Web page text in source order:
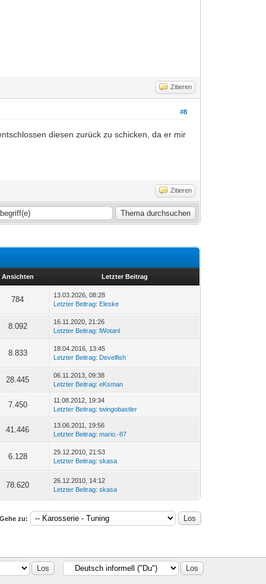
Zitieren
#8
diesen zurück zu schicken, da er mir
Zitieren
Ansichten Letzter Beitrag
784
13.03.2026, 08:28
Letzter Beitrag: Eleske
8.092
16.11.2020, 21:26
Letzter Beitrag:lWotanl
8.833
18.04.2016, 13:45
Letzter Beitrag: Develfish
28.445
06.11.2013, 09:38
Letzter Beitrag:eKsman
7.450
11.08.2012, 19:34
Letzter Beitrag:twingobastler
41.446
13.06.2011, 19:56
Letzter Beitrag:mario.-87
6.128
29.12.2010, 21:53
Letzter Beitrag:skasa
78.620
26.12.2010, 14:12
Letzter Beitrag:skasa
Gehe zu: